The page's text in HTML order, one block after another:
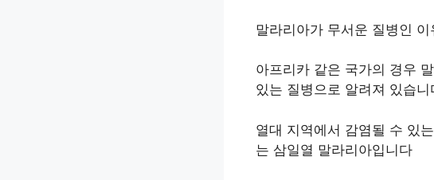
말라리아가 무서운 질병인
아프리카 같은 국가의 경우
있는 질병으로 알려져 있습니
열대 지역에서 감염될 수 있
는 삼일열 말라리아입니다